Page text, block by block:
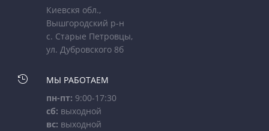
Киевскя обл.,
Вышгородский р-н
с. Старые Петровцы,
ул. Дубровского 8б

МЫ РАБОТАЕМ
пн-пт: 9:00-17:30
сб: выходной
вс: выходной